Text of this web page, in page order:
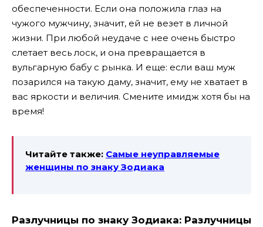
обеспеченности. Если она положила глаз на
чужого мужчину, значит, ей не везет в личной
жизни. При любой неудаче с нее очень быстро
слетает весь лоск, и она превращается в
вульгарную бабу с рынка. И еще: если ваш муж
позарился на такую даму, значит, ему не хватает в
вас яркости и величия. Смените имидж хотя бы на
время!
Читайте также: Самые неуправляемые
женщины по знаку Зодиака
Разлучницы по знаку Зодиака: Разлучницы